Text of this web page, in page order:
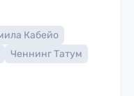
Кабейо
Ченнинг Татум